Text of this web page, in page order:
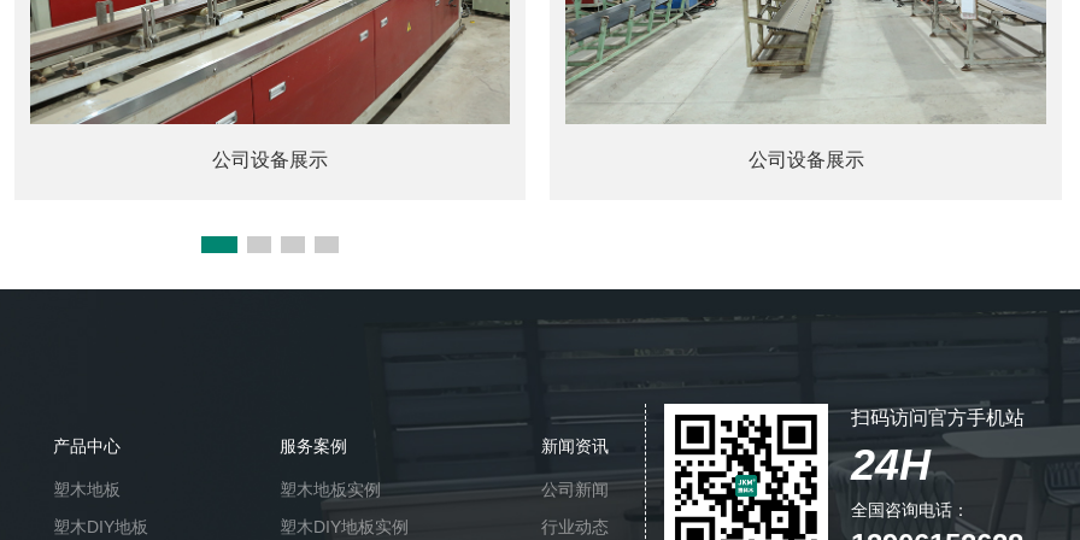
公司设备展示 公司设备展示
产品中心
塑木地板
塑木DIY地板
服务案例
塑木地板实例
塑木DIY地板实例
新闻资讯
公司新闻
行业动态
扫码访问官方手机站
24H
全国咨询电话：